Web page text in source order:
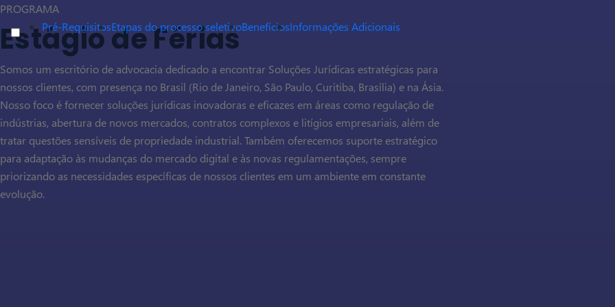
Pré-RequisitosEtapas do processo seletivoBenefíciosInformações Adicionais
PROGRAMA
Estágio de Férias
Somos um escritório de advocacia dedicado a encontrar Soluções Jurídicas estratégicas para
nossos clientes, com presença no Brasil (Rio de Janeiro, São Paulo, Curitiba, Brasília) e na Ásia.
Nosso foco é fornecer soluções jurídicas inovadoras e eficazes em áreas como regulação de
indústrias, abertura de novos mercados, contratos complexos e litígios empresariais, além de
tratar questões sensíveis de propriedade industrial. Também oferecemos suporte estratégico
para adaptação às mudanças do mercado digital e às novas regulamentações, sempre
priorizando as necessidades específicas de nossos clientes em um ambiente em constante
evolução.